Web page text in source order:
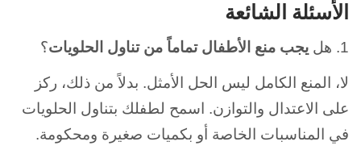
الأسئلة الشائعة
1. هل يجب منع الأطفال تماماً من تناول الحلويات؟
لا، المنع الكامل ليس الحل الأمثل. بدلاً من ذلك، ركز
على الاعتدال والتوازن. اسمح لطفلك بتناول الحلويات
في المناسبات الخاصة أو بكميات صغيرة ومحكومة.